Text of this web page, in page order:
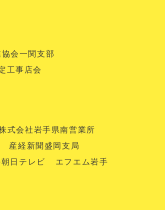
会一関支部
工事店会
式会社岩手県南営業所
産経新聞盛岡支局
日テレビ
エフエム岩手